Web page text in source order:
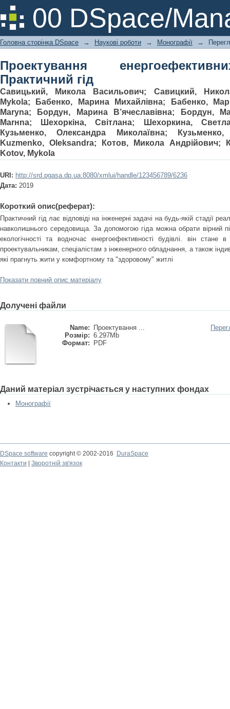
00 DSpace/
Проектування енергоефективних
Головна сторінка DSpace → Наукові роботи → Монографії →
Проектування
Практичний гід
Савицький, Микола Васильович; Савицкий,
Mykola; Бабенко, Марина Михайлівна;
Бабенко,
Maryna; Бордун, Марина В’ячеславівна;
Бордун,
Marнna; Шехоркіна, Світлана;
Шехоркина,
Кузьменко, Олександра Миколаївна;
Kuzmenko, Oleksandra; Котов, Микола Андрійович;
Kоtov, Mykola
URI: http://srd.pgasa.dp.ua:8080/xmlui/handle/123456789/6236
Дата: 2019
Короткий опис(реферат):
Практичний гід лає відповіді на інженерні задачі на будь-якій стадії
навколишнього середовища. За допомогою гіда можна обрати вірний
екологічності та водночас енергоефективності будівлі. він стане
проектувальникам, спеціалістам з інженерного обладнання, а також
які прагнуть жити у комфортному та "здоровому" житлі
Показати повний опис матеріалу
Долучені файли
Name:
Проектування ...
Розмір: 6.297Mb
Формат:
PDF
Даний матеріал зустрічається у наступних фондах
Монографії
DSpace software copyright © 2002-2016
DuraSpace
Контакти
Зворотній зв'язок